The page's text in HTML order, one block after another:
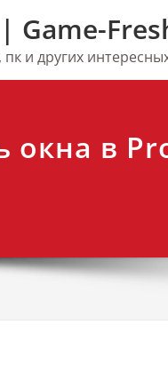
Game-
и других
окна в